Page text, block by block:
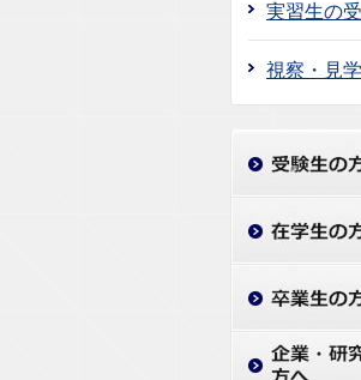
実習生の
視察・見学